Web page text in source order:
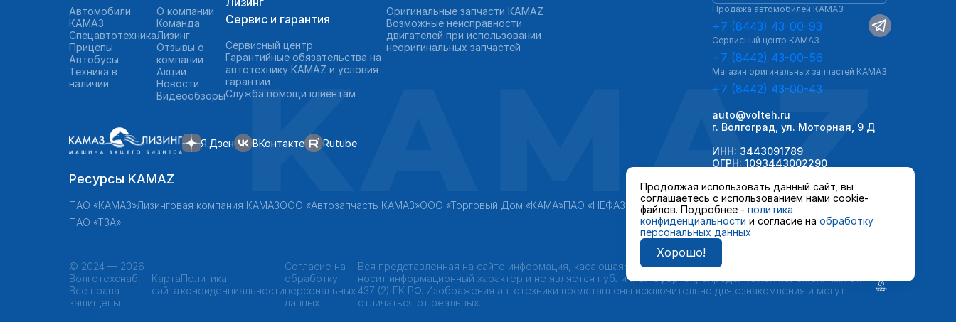
Продолжая использовать данный сайт, вы
соглашаетесь с использованием нами cookie-
файлов. Подробнее - политика
конфиденциальности и согласие на обработку
персональных данных
Хорошо!
Автомобили
КАМАЗ
Спецавтотехника
Прицепы
Автобусы
Техника в
наличии
О компании
Команда
Лизинг
Отзывы о
компании
Акции
Новости
Видеообзоры
Сервис и гарантия
Сервисный центр
Гарантийные обязательства на
автотехнику KAMAZ и условия
гарантии
Служба помощи клиентам
Оригинальные запчасти КAMAZ
Возможные неисправности
двигателей при использовании
неоригинальных запчастей
Я.Дзен ВКонтакте Rutube
Продажа автомобилей КАМАЗ
+7 (8443) 43-00-93
Сервисный центр КАМАЗ
+7 (8442) 43-00-56
Магазин оригинальных запчастей КАМАЗ
+7 (8442) 43-00-43
auto@volteh.ru
г. Волгоград, ул. Моторная, 9 Д
ИНН: 3443091789
ОГРН: 1093443002290
Ресурсы KAMAZ
ПАО «КАМАЗ»Лизинговая компания КАМАЗООО «Автозапчасть КАМАЗ»ООО «Торговый Дом «КАМА»ПАО «НЕФАЗ»
ПАО «ТЗА»
KAMAZ
© 2024 — 2026
Волготехснаб,
Все права
защищены
Карта
сайта
Политика
конфиденциальности
Согласие на
обработку
персональных
данных
Вся представленная на сайте информация, касающаяся автомобилей и сервисного обслуживания,
носит информационный характер и не является публичной офертой, определяемой положениями ст.
437 (2) ГК РФ. Изображения автотехники представлены исключительно для ознакомления и могут
отличаться от реальных.